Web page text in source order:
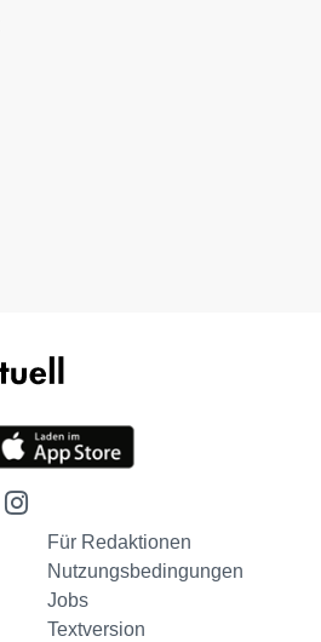
Für Redaktionen
Nutzungsbedingungen
Jobs
Textversion